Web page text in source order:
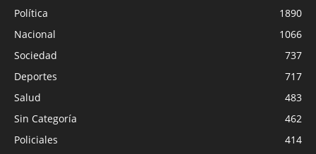
Política
1890
Nacional
1066
Sociedad
737
Deportes
717
Salud
483
Sin Categoría
462
Policiales
414